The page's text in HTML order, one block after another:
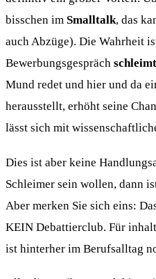
bisschen im Smalltalk, das
auch Abzüge). Die Wahrheit
Bewerbungsgespräch schleimt
Mund redet und hier und da
herausstellt, erhöht seine
lässt sich mit
Dies ist aber keine
Schleimer sein wollen, dann
Aber merken Sie sich eins:
KEIN Debattierclub. Für
ist hinterher im Berufsalltag